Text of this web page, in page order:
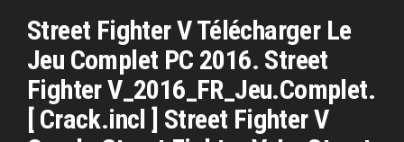
Street Fighter V Télécharger Le
Jeu Complet PC 2016. Street
Fighter V_2016_FR_Jeu.Complet.
[ Crack.incl ] Street Fighter V